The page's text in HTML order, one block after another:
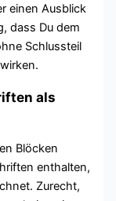
einen Ausblick
dass Du dem
Schlussteil
als
Blöcken
enthalten,
Zurecht,